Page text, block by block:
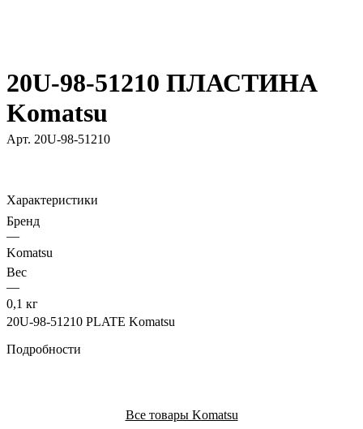
20U-98-51210 ПЛАСТИНА
Komatsu
Арт. 20U-98-51210
Характеристики
Бренд
—
Komatsu
Вес
—
0,1 кг
20U-98-51210 PLATE Komatsu
Подробности
Все товары Komatsu